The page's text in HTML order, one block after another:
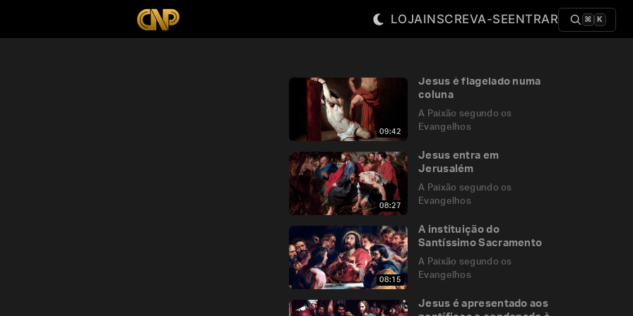
LOJAINSCREVA-SEENTRAR ⌘ K
09:42
Jesus é flagelado numa
coluna
A Paixão segundo os
Evangelhos
08:27
Jesus entra em
Jerusalém
A Paixão segundo os
Evangelhos
08:15
A instituição do
Santíssimo Sacramento
A Paixão segundo os
Evangelhos
Jesus é apresentado aos